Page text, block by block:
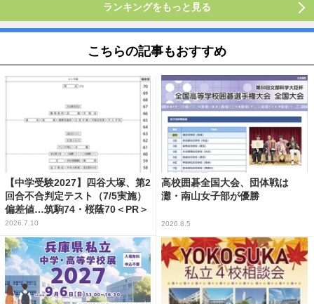
ランキングをもっと見る
こちらの記事もおすすめ
【中学受験2027】四谷大塚、第2
回合不合判定テスト（7/5実施）
偏差値…筑駒74・桜蔭70＜PR＞
2026.7.10
高校囲碁全国大会、団体戦は
灘・南山女子部が優勝
2026.8.5